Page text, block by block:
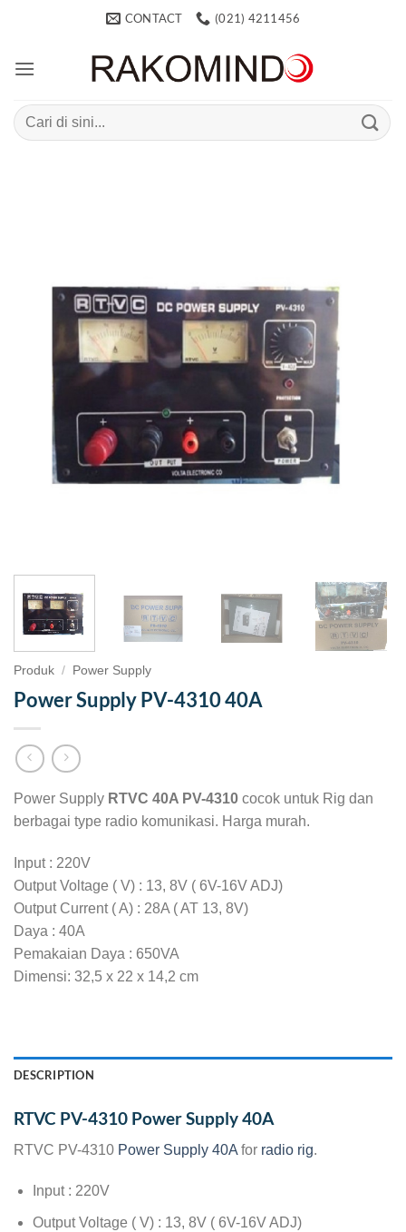
CONTACT (021) 4211456
Search
for:
Produk / Power Supply
Power Supply PV-4310 40A
Power Supply RTVC 40A PV-4310 cocok untuk Rig dan
berbagai type radio komunikasi. Harga murah.
Input : 220V
Output Voltage ( V) : 13, 8V ( 6V-16V ADJ)
Output Current ( A) : 28A ( AT 13, 8V)
Daya : 40A
Pemakaian Daya : 650VA
Dimensi: 32,5 x 22 x 14,2 cm
DESCRIPTION
RTVC PV-4310 Power Supply 40A
RTVC PV-4310 Power Supply 40A for radio rig.
Input : 220V
Output Voltage ( V) : 13, 8V ( 6V-16V ADJ)